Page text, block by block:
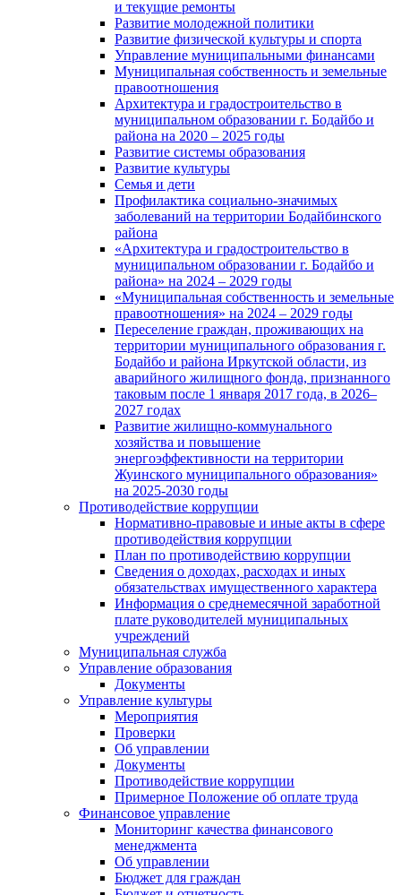
и текущие ремонты
Развитие молодежной политики
Развитие физической культуры и спорта
Управление муниципальными финансами
Муниципальная собственность и земельные
правоотношения
Архитектура и градостроительство в
муниципальном образовании г. Бодайбо и
района на 2020 – 2025 годы
Развитие системы образования
Развитие культуры
Семья и дети
Профилактика социально-значимых
заболеваний на территории Бодайбинского
района
«Архитектура и градостроительство в
муниципальном образовании г. Бодайбо и
района» на 2024 – 2029 годы
«Муниципальная собственность и земельные
правоотношения» на 2024 – 2029 годы
Переселение граждан, проживающих на
территории муниципального образования г.
Бодайбо и района Иркутской области, из
аварийного жилищного фонда, признанного
таковым после 1 января 2017 года, в 2026–
2027 годах
Развитие жилищно-коммунального
хозяйства и повышение
энергоэффективности на территории
Жуинского муниципального образования»
на 2025-2030 годы
Противодействие коррупции
Нормативно-правовые и иные акты в сфере
противодействия коррупции
План по противодействию коррупции
Сведения о доходах, расходах и иных
обязательствах имущественного характера
Информация о среднемесячной заработной
плате руководителей муниципальных
учреждений
Муниципальная служба
Управление образования
Документы
Управление культуры
Мероприятия
Проверки
Об управлении
Документы
Противодействие коррупции
Примерное Положение об оплате труда
Финансовое управление
Мониторинг качества финансового
менеджмента
Об управлении
Бюджет для граждан